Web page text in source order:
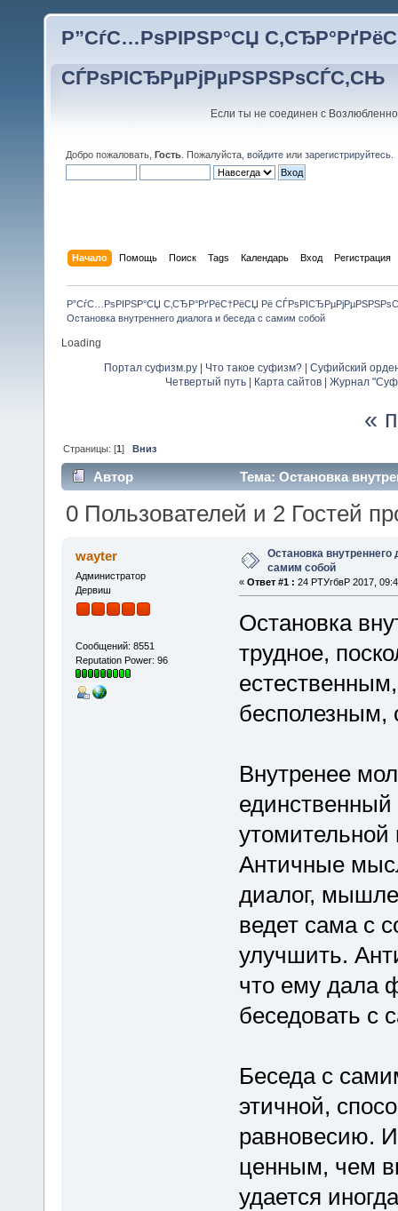
Р”СѓС…РѕРІРЅР°СЏ
СЃРѕРІСЂРµРјРµРЅРЅРѕСЃС‚СЊ
Если ты не соединен с
Добро пожаловать, Гость . Пожалуйста, войдите или зарегистрируйтесь
Начало Помощь Поиск Tags Календарь Вход Регистрация
Р”СѓС…РѕРІРЅР°СЏ С‚СЂР°РґРёС†РёСЏ Рё
Остановка внутреннего диалога и беседа с самим собой
Loading
Портал суфизм.ру Что такое суфизм?
Суфийский
Четвертый путь| Карта сайтов| Журнал
«
Страницы: [1] Вниз
Автор Тема: Остановка
0 Пользователей и 2 Гостей
wayter
Администратор
Дервиш
Сообщений: 8551
Reputation Power: 96
Остановка внутреннего
самим собой
« Ответ #1 : 24 РТУгбвР 2017,
Остановка
трудное,
бесполезным,
Внутренее
утомительной
Античные
диалог,
ведет сама с
улучшить.
что ему дала
беседовать с
Беседа с
этичной,
равновесию. И
ценным, чем
удается